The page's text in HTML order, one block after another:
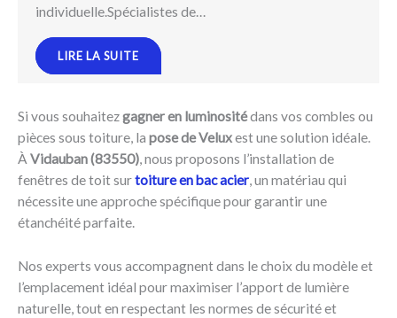
individuelle.Spécialistes de…
LIRE LA SUITE
Si vous souhaitezgagner en luminositédans vos combles ou
pièces sous toiture, la pose de Veluxest une solution idéale.
À Vidauban (83550), nous proposons l’installation de
fenêtres de toit surtoiture en bac acier, un matériau qui
nécessite une approche spécifique pour garantir une
étanchéité parfaite.
Nos experts vous accompagnent dans le choix du modèle et
l’emplacement idéal pour maximiser l’apport de lumière
naturelle, tout en respectant les normes de sécurité et